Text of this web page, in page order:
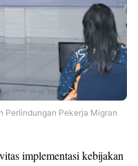
Perlindungan Pekerja Migran
implementasi kebijakan